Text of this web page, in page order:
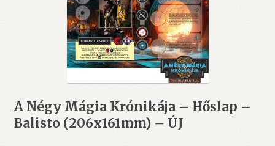
A Négy Mágia Krónikája – Hőslap –
Balisto (206x161mm) – ÚJ